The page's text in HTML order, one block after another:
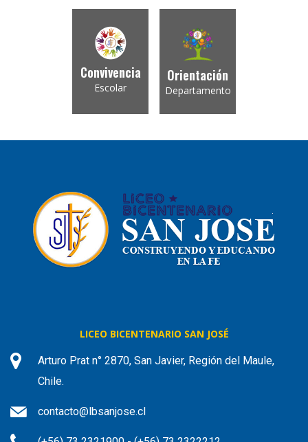
Convivencia
Escolar
Orientación
Departamento
LICEO BICENTENARIO SAN JOSÉ
Arturo Prat n° 2870, San Javier, Región del Maule,
Chile.
contacto@lbsanjose.cl